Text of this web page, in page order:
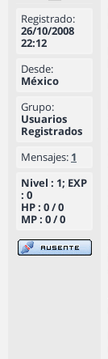
Registrado:
26/10/2008
22:12
Desde:
México
Grupo:
Usuarios
Registrados
Mensajes: 1
Nivel : 1; EXP
: 0
HP : 0 / 0
MP : 0 / 0